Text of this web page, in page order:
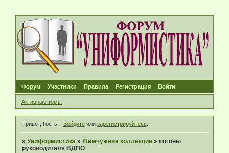
Форум Участники Правила Регистрация Войти
Активные темы
Привет, Гость! Войдитеили зарегистрируйтесь.
»Униформистика »Жемчужина коллекции »погоны
руководителя ВДПО